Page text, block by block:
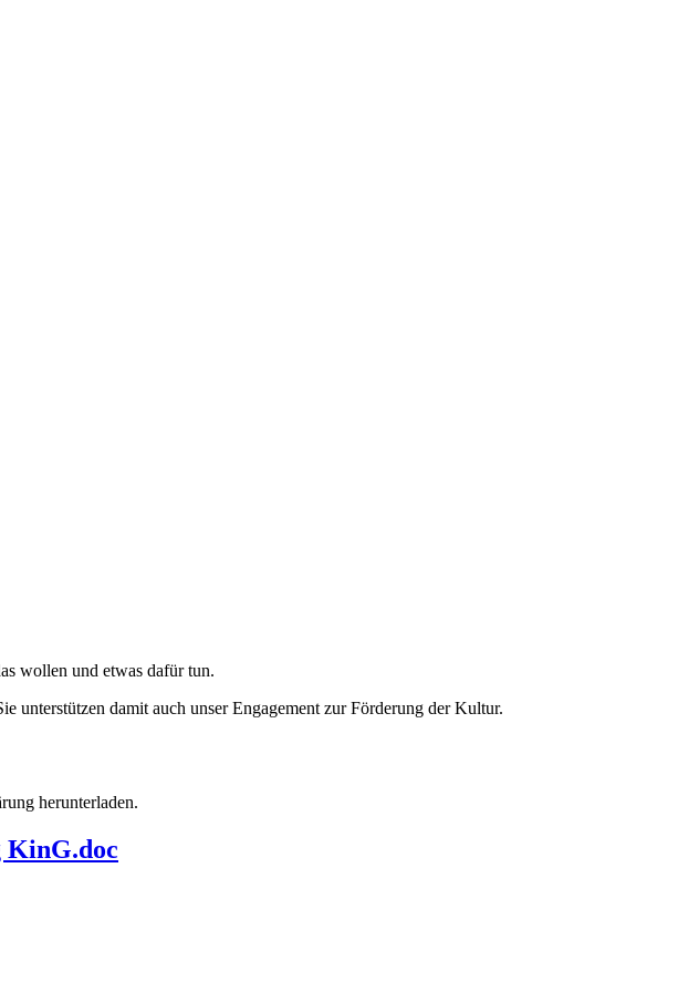
wollen und etwas dafür tun.
unterstützen damit auch unser Engagement zur Förderung der Kultur.
herunterladen.